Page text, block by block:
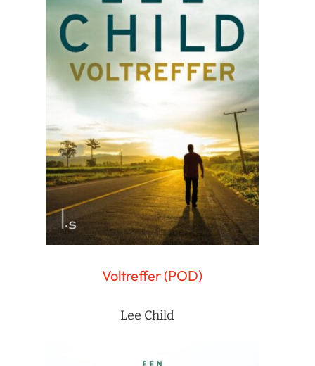
Voltreffer (POD)
Lee Child